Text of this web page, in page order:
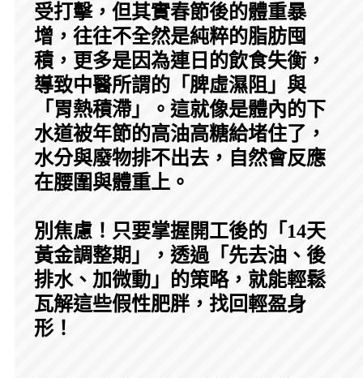
受打擊，但其實春節後的體重暴
增，往往不全然是純粹的脂肪囤
積，更多是因為連日的飲食失衡，
導致中醫所謂的「脾虛濕阻」與
「胃熱積滯」。這就像是體內的下
水道被年節的高油高糖給堵住了，
水分與廢物排不出去，自然會反應
在腰圍與體重上。
別焦慮！只要掌握開工後的「14天
黃金調整期」，透過「先去油、後
排水、加微動」的策略，就能輕鬆
瓦解這些假性肥胖，找回輕盈身
形！